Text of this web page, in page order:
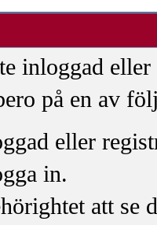
inloggad
på en av
eller
in.
att se